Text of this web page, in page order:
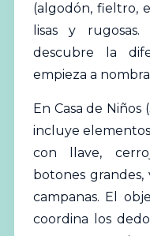
(algodón, fieltro,
lisas y
descubre la
empieza a
En Casa de Niños
incluye
con llave,
botones
campanas. El
coordina los